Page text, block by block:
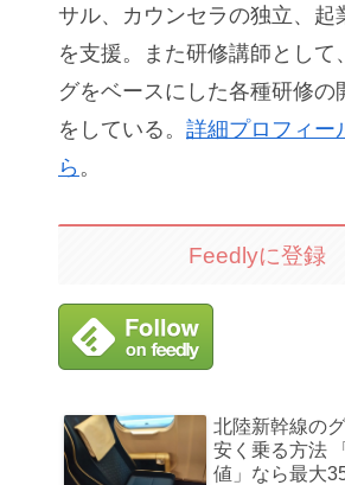
サル、カウンセラの独立、起
を支援。また研修講師として
グをベースにした各種研修の
をしている。 詳細プロフィー
ら 。
Feedlyに登録
北陸新幹線の
安く乗る方法
値」なら最大